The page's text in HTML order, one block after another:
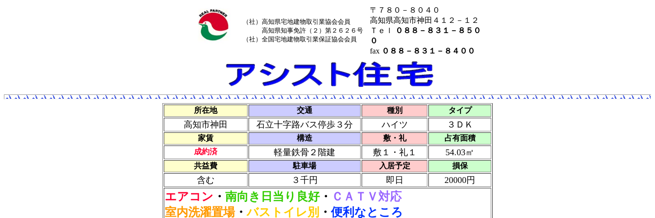
（社）高知県宅地建物取引業協会会員
高知県知事免許（２）第２６２６号
（社）全国宅地建物取引業保証協会会員
〒７８０－８０４０
高知県高知市神田４１２－１２
Ｔｅｌ
０８８－８３１－８５０
０
fax０８８－８３１－８４００
所在地 交通 種別 タイプ
高知市神田 石立十字路バス停歩３分 ハイツ ３ＤＫ
家賃 構造 敷・礼
占有面積
成約済
軽量鉄骨２階建 敷１・礼１ 54.03㎡
共益費 駐車場 入居予定 損保
含む ３千円 即日 20000円
エアコン ・ 南向き日当り良好・ ＣＡＴＶ対応
室内洗濯置場・バストイレ別 ・便利なところ